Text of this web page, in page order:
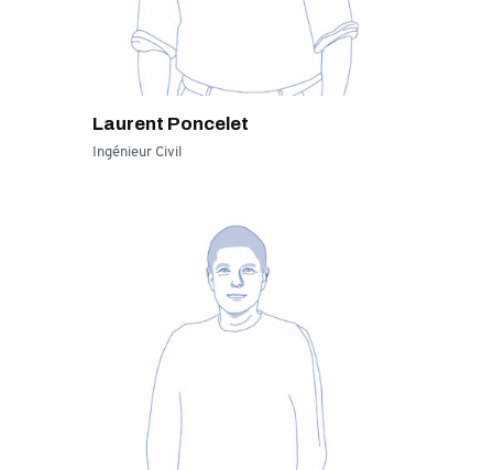
Laurent Poncelet
Ingénieur Civil